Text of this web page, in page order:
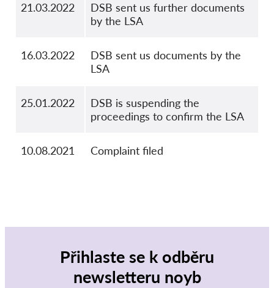
21.03.2022
DSB sent us further documents
by the LSA
16.03.2022
DSB sent us documents by the
LSA
25.01.2022
DSB is suspending the
proceedings to confirm the LSA
10.08.2021 Complaint filed
Přihlaste se k odběru
newsletteru noyb